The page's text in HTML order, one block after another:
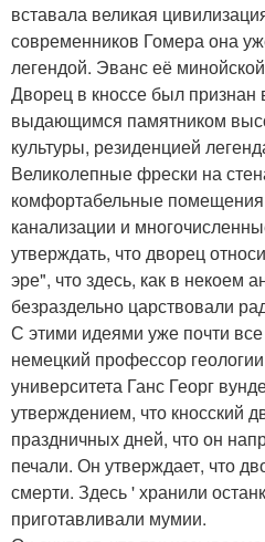
вставала великая
современников Гомера она
легендой. Эванс её
Дворец в кноссе был признан
выдающимся памятником
культуры, резиденцией
Великолепные фрески на
комфортабельные помещения
канализации и
утверждать, что дворец
эре", что здесь, как в некоем
безраздельно царствовали
С этими идеями уже почти все
немецкий профессор геологии
университета Ганс Георг
утверждением, что кносский
праздничных дней, что он
печали. Он утверждает, что
смерти. Здесь ' хранили
приготавливали мумии.